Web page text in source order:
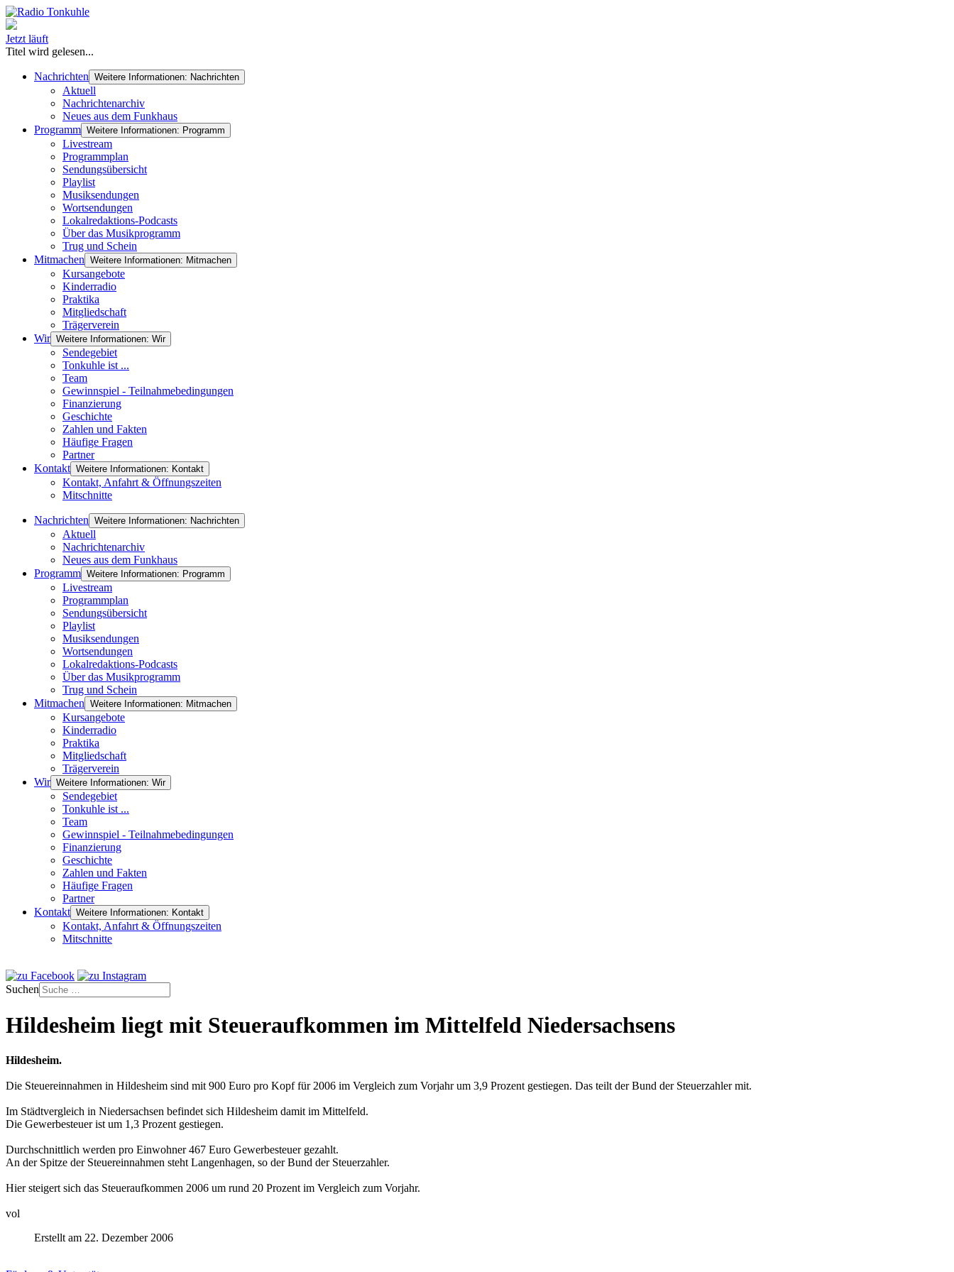
Jetzt läuft
Titel wird gelesen...
Nachrichten Weitere Informationen: Nachrichten
Aktuell
Nachrichtenarchiv
Neues aus dem Funkhaus
Programm Weitere Informationen: Programm
Livestream
Programmplan
Sendungsübersicht
Playlist
Musiksendungen
Wortsendungen
Lokalredaktions-Podcasts
Über das Musikprogramm
Trug und Schein
Mitmachen Weitere Informationen: Mitmachen
Kursangebote
Kinderradio
Praktika
Mitgliedschaft
Trägerverein
Wir Weitere Informationen: Wir
Sendegebiet
Tonkuhle ist ...
Team
Gewinnspiel - Teilnahmebedingungen
Finanzierung
Geschichte
Zahlen und Fakten
Häufige Fragen
Partner
Kontakt Weitere Informationen: Kontakt
Kontakt, Anfahrt & Öffnungszeiten
Mitschnitte
Nachrichten Weitere Informationen: Nachrichten
Aktuell
Nachrichtenarchiv
Neues aus dem Funkhaus
Programm Weitere Informationen: Programm
Livestream
Programmplan
Sendungsübersicht
Playlist
Musiksendungen
Wortsendungen
Lokalredaktions-Podcasts
Über das Musikprogramm
Trug und Schein
Mitmachen Weitere Informationen: Mitmachen
Kursangebote
Kinderradio
Praktika
Mitgliedschaft
Trägerverein
Wir Weitere Informationen: Wir
Sendegebiet
Tonkuhle ist ...
Team
Gewinnspiel - Teilnahmebedingungen
Finanzierung
Geschichte
Zahlen und Fakten
Häufige Fragen
Partner
Kontakt Weitere Informationen: Kontakt
Kontakt, Anfahrt & Öffnungszeiten
Mitschnitte
Suchen
Hildesheim liegt mit Steueraufkommen im Mittelfeld Niedersachsens
Hildesheim.
Die Steuereinnahmen in Hildesheim sind mit 900 Euro pro Kopf für 2006 im Vergleich zum Vorjahr um 3,9 Prozent gestiegen. Das teilt der Bund der Steuerzahler mit.
Im Städtvergleich in Niedersachsen befindet sich Hildesheim damit im Mittelfeld.
Die Gewerbesteuer ist um 1,3 Prozent gestiegen.
Durchschnittlich werden pro Einwohner 467 Euro Gewerbesteuer gezahlt.
An der Spitze der Steuereinnahmen steht Langenhagen, so der Bund der Steuerzahler.
Hier steigert sich das Steueraufkommen 2006 um rund 20 Prozent im Vergleich zum Vorjahr.
vol
Erstellt am 22. Dezember 2006